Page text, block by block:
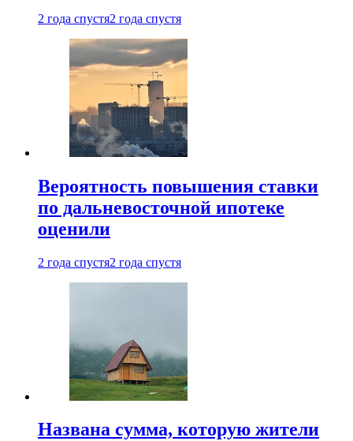
2 года спустя2 года спустя
Вероятность повышения ставки
по дальневосточной ипотеке
оценили
2 года спустя2 года спустя
Названа сумма, которую жители